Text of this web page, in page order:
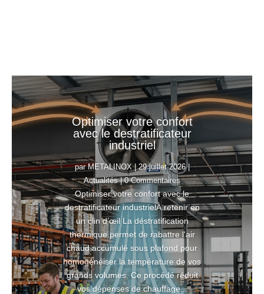
Optimiser votre confort
avec le destratificateur
industriel
parMETALINOX|29 juillet 2026|
Actualités| 0 Commentaires
Optimiser votre confort avec le
destratificateur industrielÀ retenir en
un clin d’œil La déstratification
thermique permet de rabattre l'air
chaud accumulé sous plafond pour
homogénéiser la température de vos
grands volumes. Ce procédé réduit
vos dépenses de chauffage...